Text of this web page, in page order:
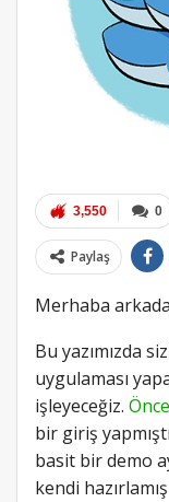
0
3,550
Paylaş
Merhaba
Bu yazımızda
uygulaması
işleyeceğiz.
bir giriş
basit bir demo
kendi